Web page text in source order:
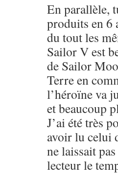
En parallèle,
produits en 6
du tout les
Sailor V est
de Sailor
Terre en
l’héroïne va
et beaucoup
J’ai été très
avoir lu celui
ne laissait
lecteur le